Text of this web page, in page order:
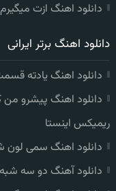
دانلود اهنگ ازت
دانلود اهنگ برتر ایرانی
دانلود اهنگ یادته
دانلود اهنگ پیشرو
ریمیکس اینستا
دانلود اهنگ سمی لون
دانلود آهنگ دو سه